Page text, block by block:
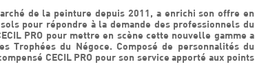
de la peinture depuis 2011, a enrichi son offre en
pour répondre à la demande des professionnels du
PRO pour mettre en scène cette nouvelle gamme a
Trophées du Négoce. Composé de personnalités du
CECIL PRO pour son service apporté aux points